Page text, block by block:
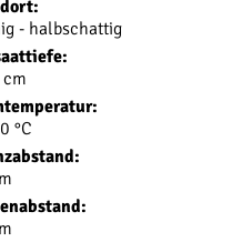
- halbschattig
°C